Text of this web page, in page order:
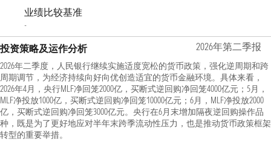
业绩比较基准
-
投资策略及运作分析 2026年第二季报
2026年二季度，人民银行继续实施适度宽松的货币政策，强化逆周期和跨
周期调节，为经济持续向好向优创造适宜的货币金融环境。具体来看，
2026年4月，央行MLF净回笼2000亿，买断式逆回购净回笼4000亿元；5月，
MLF净投放1000亿，买断式逆回购净回笼10000亿元；6月，MLF净投放2000
亿，买断式逆回购净回笼3000亿元。央行在6月末增加隔夜逆回购操作品
种，既是为了更好地应对半年末跨季流动性压力，也是推动货币政策框架
转型的重要举措。